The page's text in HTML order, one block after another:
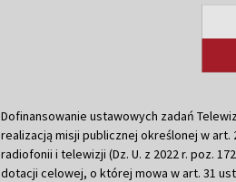
Dofinansowanie ustawowych zadań
realizacją misji publicznej określonej w art.
radiofonii i telewizji (Dz. U. z 2022 r. poz.
dotacji celowej, o której mowa w art. 31